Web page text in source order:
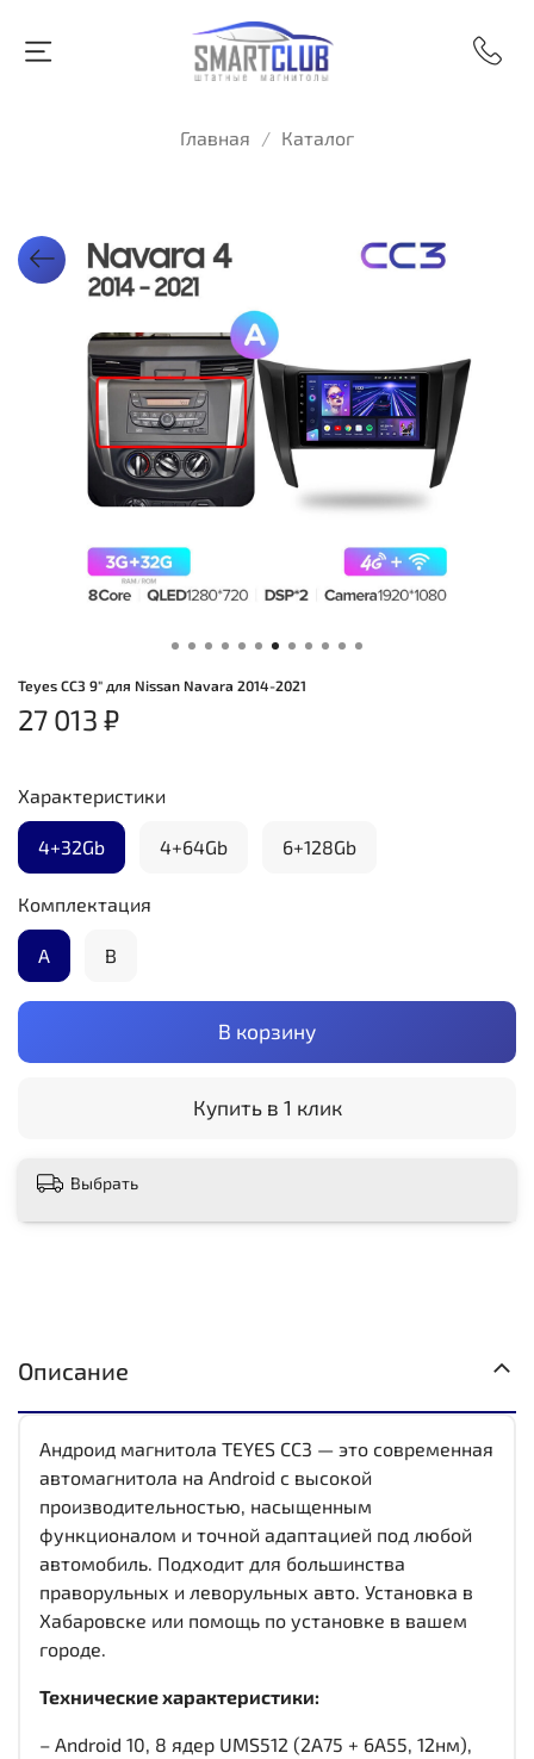
Главная Каталог
Teyes CC3 9" для Nissan Navara 2014-2021
27 013 ₽
В корзину
Купить в 1 клик
Характеристики
4+32Gb 4+64Gb 6+128Gb
Комплектация
А B
Выбрать
Описание
Андроид магнитола TEYES CC3 — это современная
автомагнитола на Android с высокой
производительностью, насыщенным
функционалом и точной адаптацией под любой
автомобиль. Подходит для большинства
праворульных и леворульных авто. Установка в
Хабаровске или помощь по установке в вашем
городе.
Технические характеристики:
– Android 10, 8 ядер UMS512 (2A75 + 6A55, 12нм),